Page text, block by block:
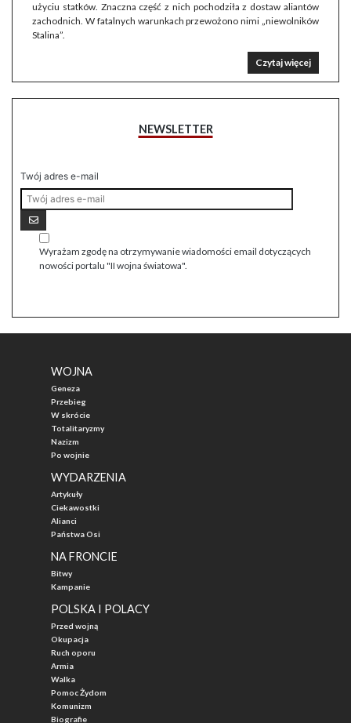
użyciu statków. Znaczna część z nich pochodziła z dostaw aliantów
zachodnich. W fatalnych warunkach przewożono nimi „niewolników
Stalina”.
Czytaj więcej
NEWSLETTER
Twój adres e-mail
Wyrażam zgodę na otrzymywanie wiadomości email dotyczących
nowości portalu "II wojna światowa".
WOJNA
Geneza
Przebieg
W skrócie
Totalitaryzmy
Nazizm
Po wojnie
WYDARZENIA
Artykuły
Ciekawostki
Alianci
Państwa Osi
NA FRONCIE
Bitwy
Kampanie
POLSKA I POLACY
Przed wojną
Okupacja
Ruch oporu
Armia
Walka
Pomoc Żydom
Komunizm
Biografie